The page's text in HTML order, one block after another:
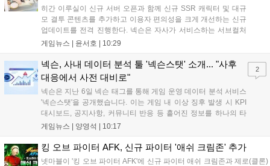
히간 이루실이 신규 서버 오픈과 함께 신규 SSR 캐릭터 및 대규
모 결투 콘텐츠를 추가하고 이용자 편의성을 크게 개선하는 신규
업데이트를 전격 진행한다. 넥슨은 자사가 서비스하는 서브컬처
게임 히간 이루실에 신규 서버 'world3'을 개설하고 신규 캐릭터
이번 업데이트를 통해 어둠 속 서큐버스...
게임뉴스 | 윤서호 | 10:29
넥슨, 사내 데이터 분석 툴 '넥슨스탯' 소개... "사후
대응에서 사전 대비로"
넥슨은 지난 6일 넥슨 태그를 통해 게임 운영 데이터 분석 서비스
'넥슨스탯'을 공개했습니다. 이는 게임 내 이상 징후 발생 시 KPI
대시보드, 공지사항, 커뮤니티 반응 등 흩어진 정보를 하나의 타
임라인에 연결해 원인을 빠르게 파악하도록 돕는 관제 허브입니
중심의 운영 방식을 사전 대비 체계로 전환하며 데이터 기반의 효
게임뉴스 | 양영석 | 10:17
2
킹 오브 파이터 AFK, 신규 파이터 '애쉬 크림존' 추가
넷마블이 '킹 오브 파이터 AFK'에 신규 파이터 애쉬 크림존과 제로(클론)